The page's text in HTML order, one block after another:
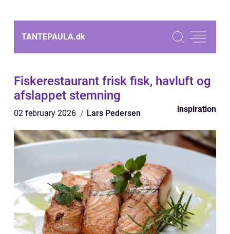
TANTEPAULA.dk
Fiskerestaurant frisk fisk, havluft og
afslappet stemning
02 february 2026 Lars Pedersen inspiration